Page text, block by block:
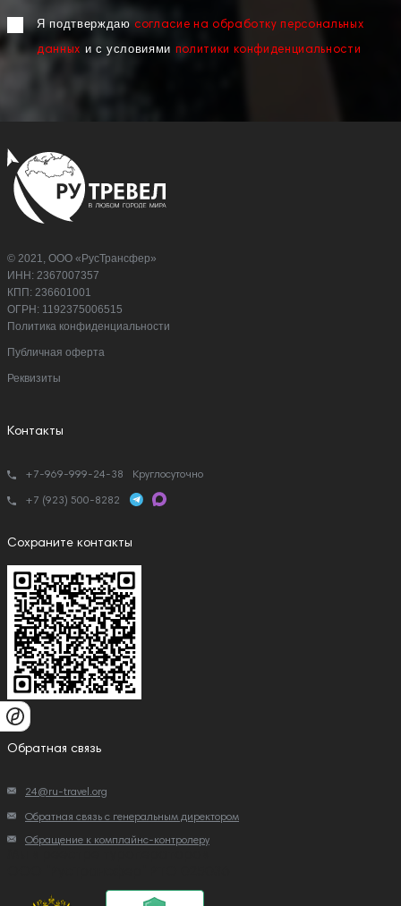
Я подтверждаю согласие на обработку персональных
данных и с условиями политики конфиденциальности
© 2021, ООО «РусТрансфер»
ИНН: 2367007357
КПП: 236601001
ОГРН: 1192375006515
Политика конфиденциальности
Публичная оферта
Реквизиты
Контакты
+7-969-999-24-38 Круглосуточно
+7 (923) 500-8282
Сохраните контакты
Обратная связь
24@ru-travel.org
Обратная связь с генеральным директором
Обращение к комплайнс-контролеру